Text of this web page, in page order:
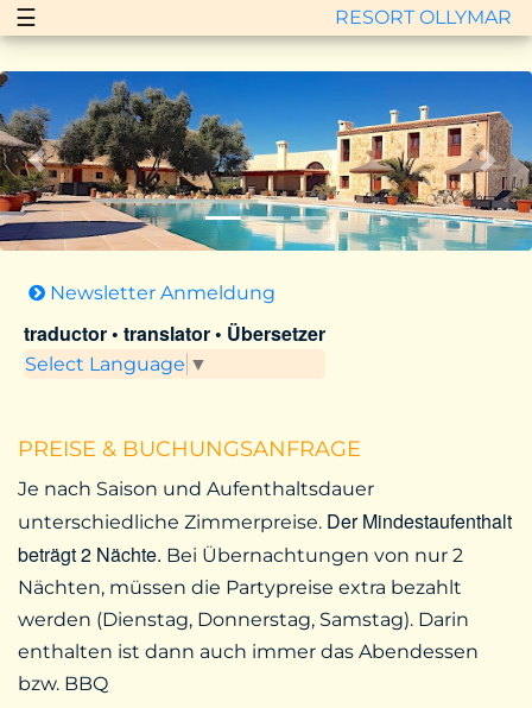
☰ RESORT OLLYMAR
Zurück Vor
Newsletter Anmeldung
traductor • translator • Übersetzer
Select Language ▼
PREISE & BUCHUNGSANFRAGE
Je nach Saison und Aufenthaltsdauer
unterschiedliche Zimmerpreise. Der Mindestaufenthalt
beträgt 2 Nächte. Bei Übernachtungen von nur 2
Nächten, müssen die Partypreise extra bezahlt
werden (Dienstag, Donnerstag, Samstag). Darin
enthalten ist dann auch immer das Abendessen
bzw. BBQ